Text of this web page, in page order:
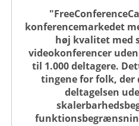
konferencemarkedet
høj kvalitet med
videokonferencer
til 1.000 deltagere.
tingene for folk, der
deltagelsen